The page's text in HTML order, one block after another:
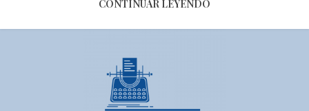
CONTINUAR LEYENDO